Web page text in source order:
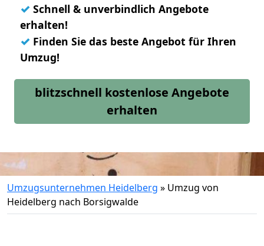
✓ Schnell & unverbindlich Angebote
erhalten!
✓ Finden Sie das beste Angebot für Ihren
Umzug!
blitzschnell kostenlose Angebote
erhalten
Umzugsunternehmen Heidelberg » Umzug von
Heidelberg nach Borsigwalde